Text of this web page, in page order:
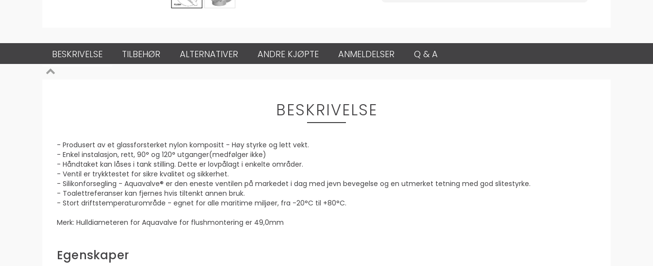
BESKRIVELSE TILBEHØR ALTERNATIVER ANDRE KJØPTE ANMELDELSER Q & A
BESKRIVELSE
- Produsert av et glassforsterket nylon kompositt - Høy styrke og lett vekt.
- Enkel instalasjon, rett, 90° og 120° utganger(medfølger ikke)
- Håndtaket kan låses i tank stilling. Dette er lovpålagt i enkelte områder.
- Ventil er trykktestet for sikre kvalitet og sikkerhet.
- Silikonforsegling - Aquavalve® er den eneste ventilen på markedet i dag med jevn bevegelse og en utmerket tetning med god slitestyrke.
- Toalettreferanser kan fjernes hvis tiltenkt annen bruk.
- Stort driftstemperaturområde - egnet for alle maritime miljøer, fra -20°C til +80°C.
Merk: Hulldiameteren for Aquavalve for flushmontering er 49,0mm
Egenskaper